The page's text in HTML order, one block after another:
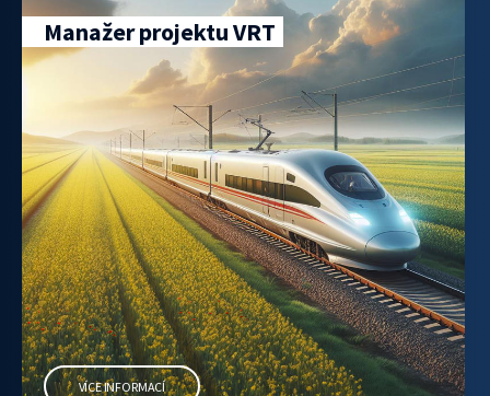
Manažer projektu VRT
VÍCE INFORMACÍ